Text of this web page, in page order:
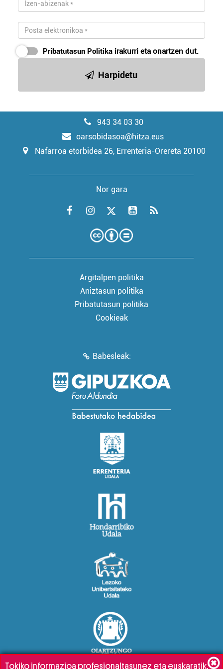
Pribatutasun Politika irakurri eta onartzen dut.
Harpidetu
943 34 03 30
oarsobidasoa@hitza.eus
Nafarroa etorbidea 26, Errenteria-Orereta 20100
Nor gara
Argitalpen politika
Aniztasun politika
Pribatutasun politika
Cookieak
Babesleak:
Tokiko informazioa profesionaltasunez eta euskaratik,